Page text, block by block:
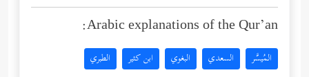
Arabic explanations of the Qur’an:
المُيسَّر السعدي البغوي ابن كثير الطبري